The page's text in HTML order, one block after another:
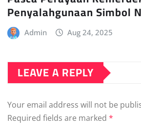
Penyalahgunaan Simbol
Admin Aug 24, 2025
LEAVE A REPLY
Your email address will not be
Required fields are marked *